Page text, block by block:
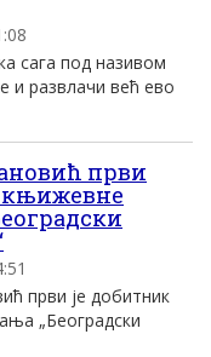
сага под називом
и развлачи већ ево
први
први је добитник
„Београдски